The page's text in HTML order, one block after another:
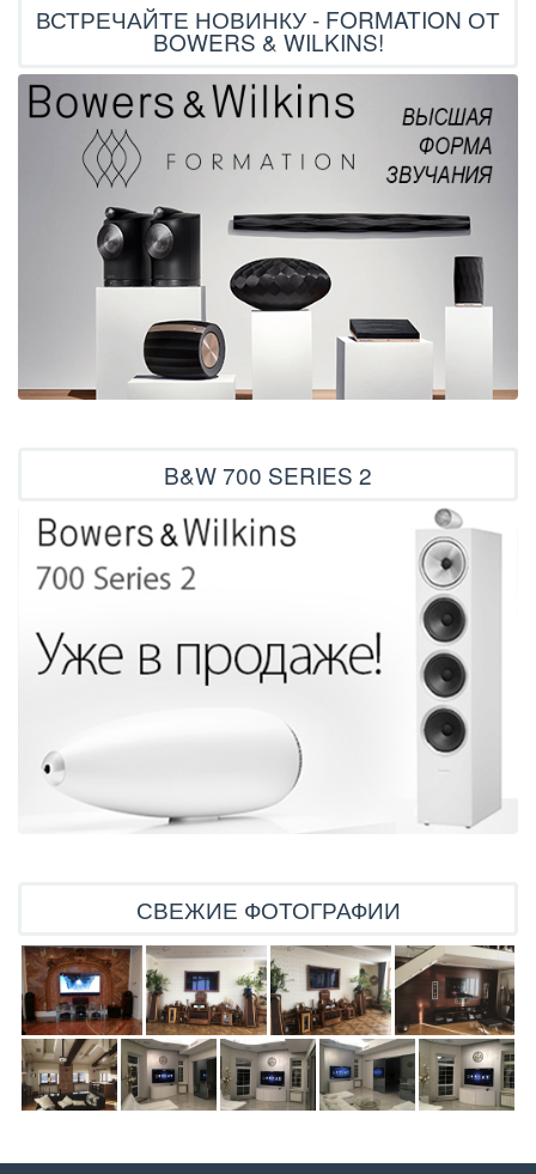
ВСТРЕЧАЙТЕ НОВИНКУ - FORMATION ОТ
BOWERS & WILKINS!
B&W 700 SERIES 2
СВЕЖИЕ ФОТОГРАФИИ